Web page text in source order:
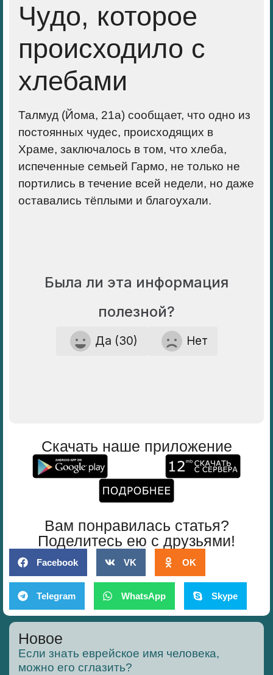
Чудо, которое
происходило с
хлебами
Талмуд (Йома, 21а) сообщает, что одно из
постоянных чудес, происходящих в
Храме, заключалось в том, что хлеба,
испеченные семьей Гармо, не только не
портились в течение всей недели, но даже
оставались тёплыми и благоухали.
Была ли эта информация
полезной?
Да (30) Нет
Скачать наше приложение
Вам понравилась статья?
Поделитесь ею с друзьями!
Facebook VK OK
Telegram WhatsApp Skype
Новое
Если знать еврейское имя человека,
можно его сглазить?